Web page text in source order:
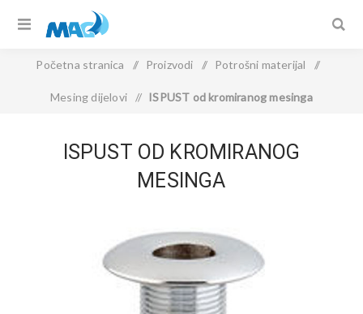
Početna stranica / Proizvodi / Potrošni materijal /
Mesing dijelovi / ISPUST od kromiranog mesinga
ISPUST OD KROMIRANOG
MESINGA